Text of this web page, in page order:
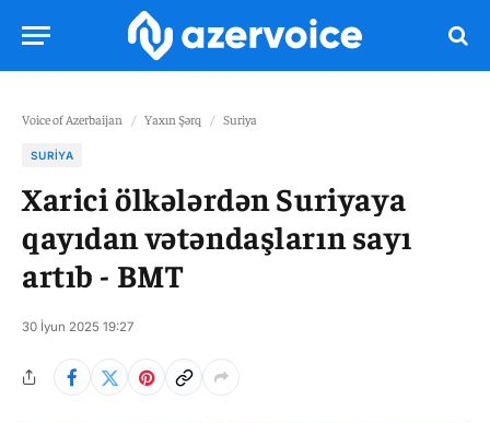
Voice of Azerbaijan / Yaxın Şərq / Suriya
SURIYA
Xarici ölkələrdən Suriyaya
qayıdan vətəndaşların sayı
artıb - BMT
30 İyun 2025 19:27